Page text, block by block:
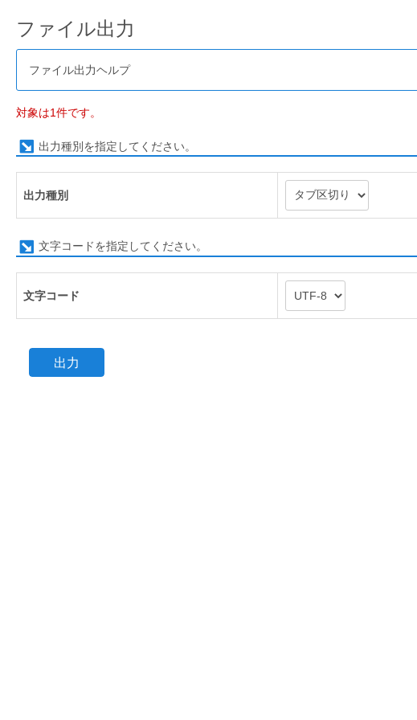
ファイル出力
ファイル出力ヘルプ
対象は1件です。
出力種別を指定してください。
出力種別
文字コードを指定してください。
文字コード